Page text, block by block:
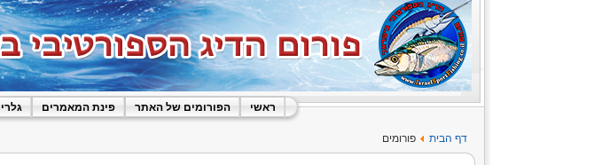
ראשי הפורומים של האתר פינת המאמרים
דף הבית פורומים